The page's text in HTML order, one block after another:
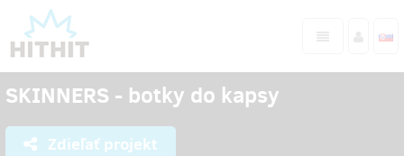
SKINNERS - botky do kapsy
Zdieľať projekt